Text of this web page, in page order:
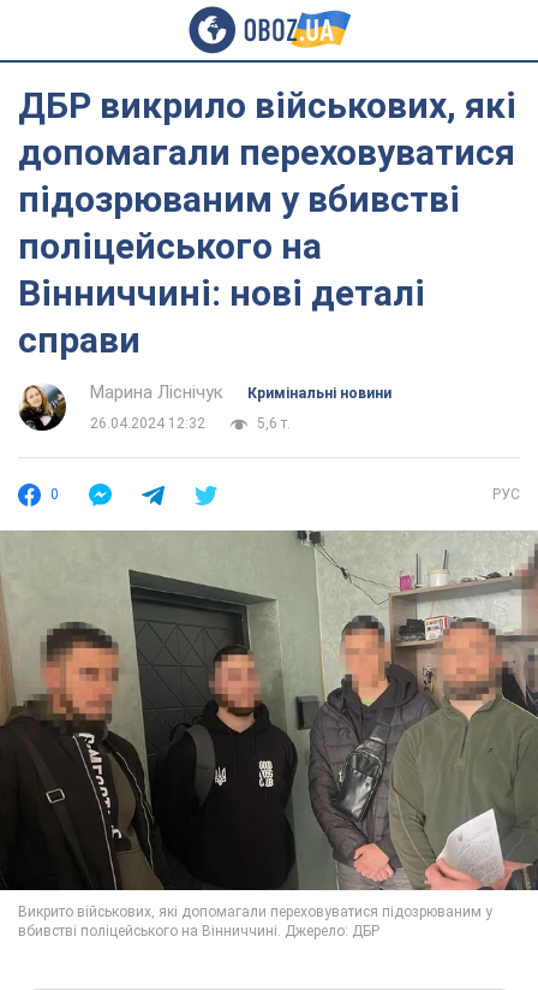
ДБР викрило військових, які
допомагали переховуватися
підозрюваним у вбивстві
поліцейського на
Вінниччині: нові деталі
справи
Марина Ліснічук
Кримінальні новини
26.04.2024 12:32
5,6 т.
0 РУС